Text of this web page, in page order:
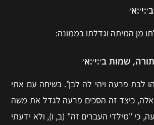
מן המיתה וגדלתו בממונה:
שמות ב׳:י׳:א׳
לבת פרעה ויהי לה לבן". בשיחה עם אתי
כיצד זה הסכים פרעה לגדל את משה
כי "מילדי העברים זה" (ב, ו), ולא ידעתי